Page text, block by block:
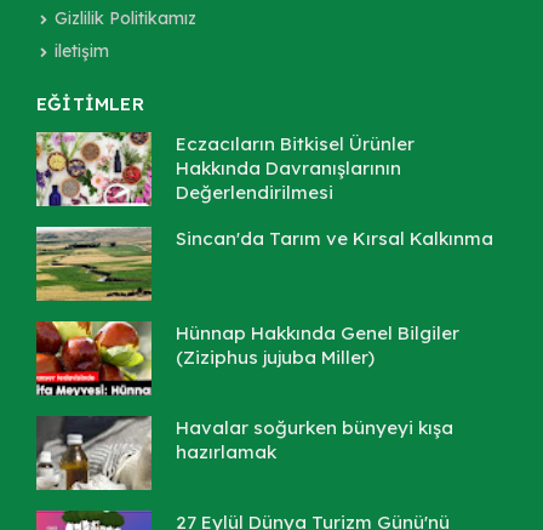
Gizlilik Politikamız
iletişim
EĞİTİMLER
Eczacıların Bitkisel Ürünler
Hakkında Davranışlarının
Değerlendirilmesi
Sincan'da Tarım ve Kırsal Kalkınma
Hünnap Hakkında Genel Bilgiler
(Ziziphus jujuba Miller)
Havalar soğurken bünyeyi kışa
hazırlamak
27 Eylül Dünya Turizm Günü'nü